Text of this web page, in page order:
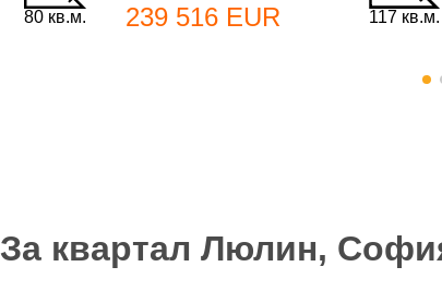
Парола
80 кв.м. 239 516 EUR 117 кв.м.
За квартал Люлин,